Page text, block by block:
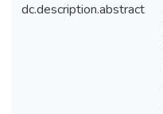
dc.description.abstract